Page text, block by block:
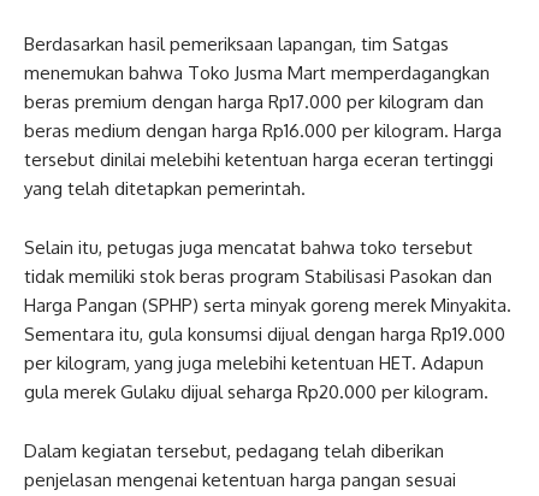
Berdasarkan hasil pemeriksaan lapangan, tim Satgas
menemukan bahwa Toko Jusma Mart memperdagangkan
beras premium dengan harga Rp17.000 per kilogram dan
beras medium dengan harga Rp16.000 per kilogram. Harga
tersebut dinilai melebihi ketentuan harga eceran tertinggi
yang telah ditetapkan pemerintah.
Selain itu, petugas juga mencatat bahwa toko tersebut
tidak memiliki stok beras program Stabilisasi Pasokan dan
Harga Pangan (SPHP) serta minyak goreng merek Minyakita.
Sementara itu, gula konsumsi dijual dengan harga Rp19.000
per kilogram, yang juga melebihi ketentuan HET. Adapun
gula merek Gulaku dijual seharga Rp20.000 per kilogram.
Dalam kegiatan tersebut, pedagang telah diberikan
penjelasan mengenai ketentuan harga pangan sesuai